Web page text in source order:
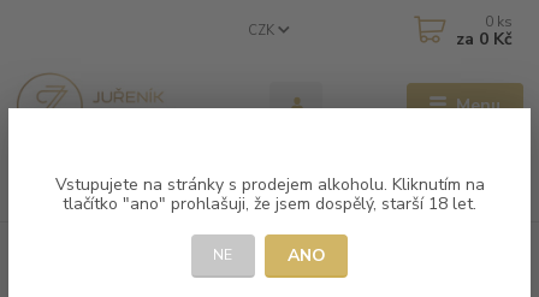
Vstupujete na stránky s prodejem alkoholu. Kliknutím na
tlačítko "ano" prohlašuji, že jsem dospělý, starší 18 let.
NE ANO
Menu
CZK
Hledat
0 ks
za 0 Kč